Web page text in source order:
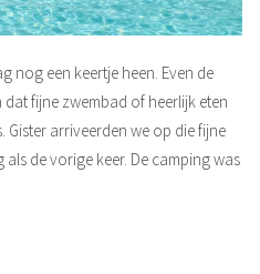
nog een keertje heen. Even de
fijne zwembad of heerlijk eten
Gister arriveerden we op die fijne
de vorige keer. De camping was